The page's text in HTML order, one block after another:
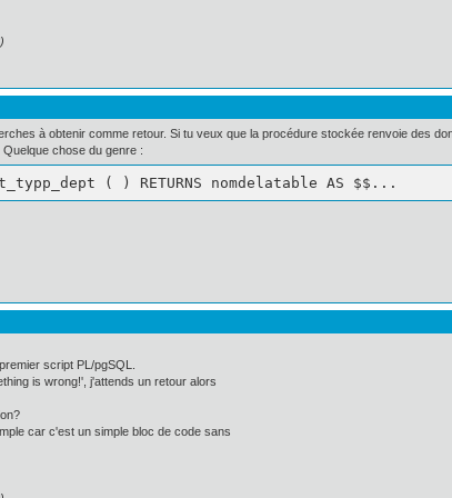
à obtenir comme retour. Si tu veux que la procédure stockée renvoie des
Quelque chose du genre :
( ) RETURNS nomdelatable AS $$...
script PL/pgSQL.
is wrong!', j'attends un retour alors
car c'est un simple bloc de code sans